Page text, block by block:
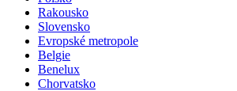
Rakousko
Slovensko
Evropské metropole
Belgie
Benelux
Chorvatsko